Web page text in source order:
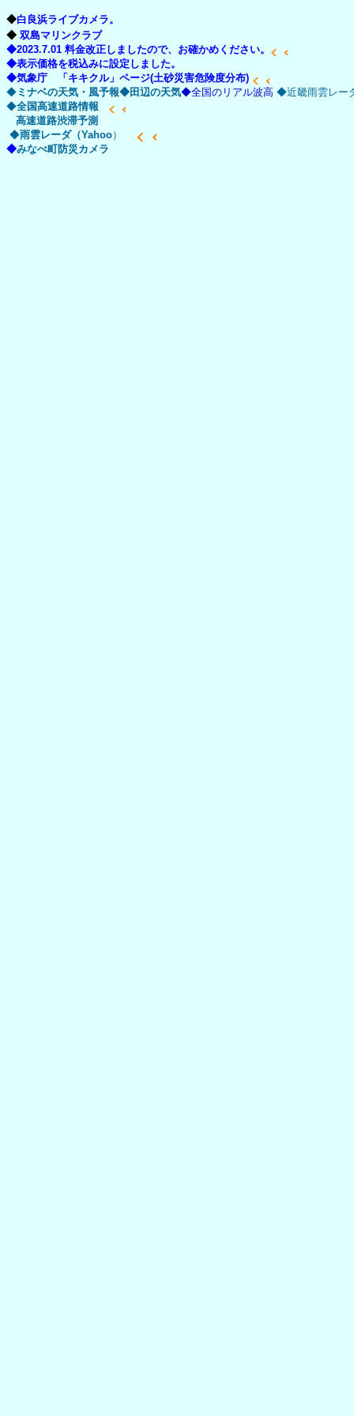
◆白良浜ライブカメラ。
◆ 双島マリンクラブ
◆2023.7.01 料金改正しましたので、お確かめください。
◆表示価格を税込みに設定しました。
◆気象庁 「キキクル」ページ(土砂災害危険度分布)
◆ ミナベの天気・風予報◆田辺の天気◆全国のリアル波高 ◆近畿雨雲レー
◆全国高速道路情報
高速道路渋滞予測
◆雨雲レーダ（Yahoo）
◆みなべ町防災カメラ